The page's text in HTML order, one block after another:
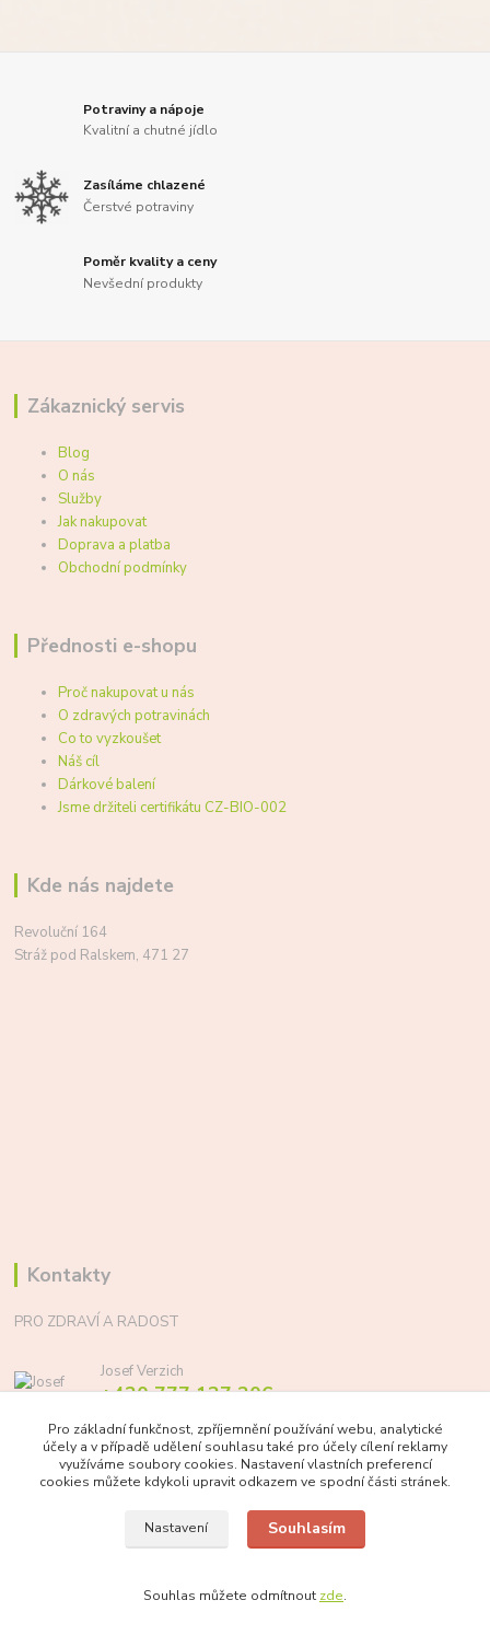
Potraviny a nápoje
Kvalitní a chutné jídlo
Zasíláme chlazené
Čerstvé potraviny
Poměr kvality a ceny
Nevšední produkty
Zákaznický servis
Blog
O nás
Služby
Jak nakupovat
Doprava a platba
Obchodní podmínky
Přednosti e-shopu
Proč nakupovat u nás
O zdravých potravinách
Co to vyzkoušet
Náš cíl
Dárkové balení
Jsme držiteli certifikátu CZ-BIO-002
Kde nás najdete
Revoluční 164
Stráž pod Ralskem, 471 27
Kontakty
PRO ZDRAVÍ A RADOST
Josef Verzich
+420 777 137 206
info@prozdraviaradost.cz
Pro základní funkčnost, zpříjemnění používání webu, analytické
účely a v případě udělení souhlasu také pro účely cílení reklamy
využíváme soubory cookies. Nastavení vlastních preferencí
cookies můžete kdykoli upravit odkazem ve spodní části stránek.
Nastavení Souhlasím
Souhlas můžete odmítnout zde.